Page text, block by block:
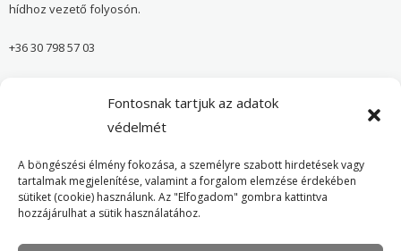
Fontosnak tartjuk az adatok
védelmét
A böngészési élmény fokozása, a személyre szabott hirdetések vagy
tartalmak megjelenítése, valamint a forgalom elemzése érdekében
sütiket (cookie) használunk. Az "Elfogadom" gombra kattintva
hozzájárulhat a sütik használatához.
hídhoz vezető folyosón.
+36 30 798 57 03
Önvédelmi Bolt – Főoldal
Adatvédelmi tájékoztató